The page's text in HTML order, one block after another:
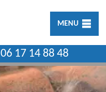
MENU
06 17 14 88 48